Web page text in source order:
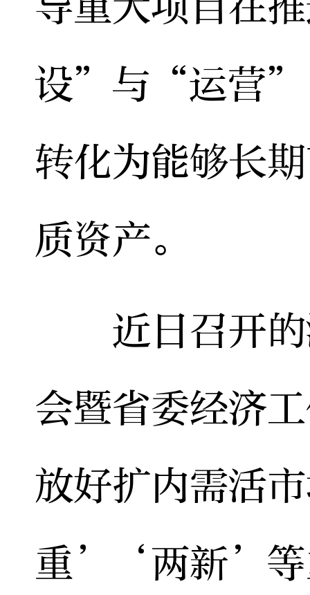
设”与“运营”
转化为能够长
质资产。
近日召开的
会暨省委经济
放好扩内需活
重’‘两新’等